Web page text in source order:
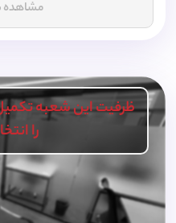
مشاهده
ظرفیت این شعبه
را